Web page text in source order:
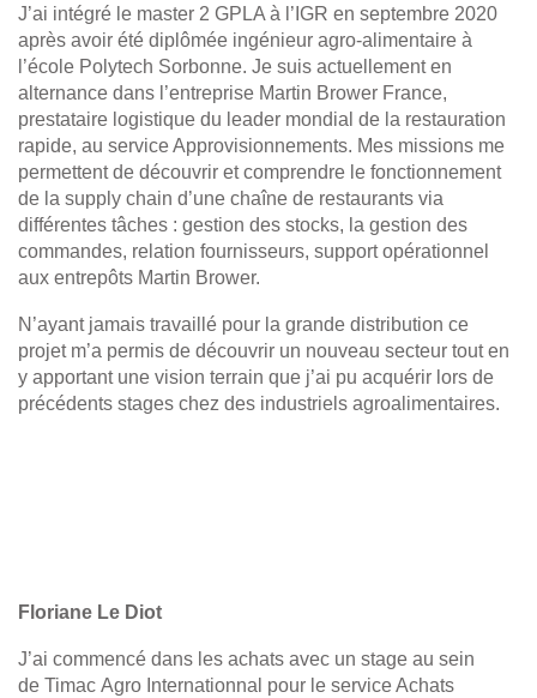
J’ai intégré le master 2 GPLA à l’IGR en septembre 2020
après avoir été diplômée ingénieur agro-alimentaire à
l’école Polytech Sorbonne. Je suis actuellement en
alternance dans l’entreprise Martin Brower France,
prestataire logistique du leader mondial de la restauration
rapide, au service Approvisionnements. Mes missions me
permettent de découvrir et comprendre le fonctionnement
de la supply chain d’une chaîne de restaurants via
différentes tâches : gestion des stocks, la gestion des
commandes, relation fournisseurs, support opérationnel
aux entrepôts Martin Brower.
N’ayant jamais travaillé pour la grande distribution ce
projet m’a permis de découvrir un nouveau secteur tout en
y apportant une vision terrain que j’ai pu acquérir lors de
précédents stages chez des industriels agroalimentaires.
Floriane Le Diot
J’ai commencé dans les achats avec un stage au sein
de Timac Agro Internationnal pour le service Achats